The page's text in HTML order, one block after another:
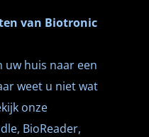
van Biotronic
uw huis naar een
weet u niet wat
onze
BioReader,